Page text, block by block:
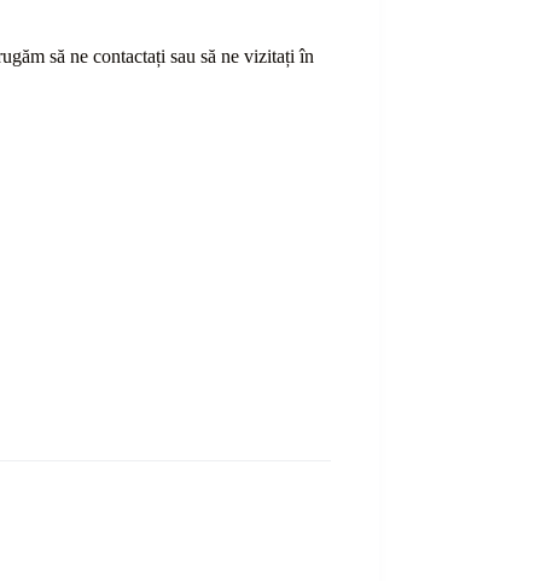
să ne contactați sau să ne vizitați în